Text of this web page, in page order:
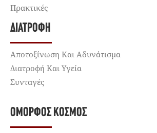
Πρακτικές
ΔΙΑΤΡΟΦΉ
Αποτοξίνωση Και Αδυνάτισμα
Διατροφή Και Υγεία
Συνταγές
ΌΜΟΡΦΟΣ ΚΌΣΜΟΣ